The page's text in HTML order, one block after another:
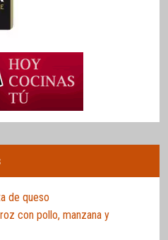
de queso
con pollo, manzana y